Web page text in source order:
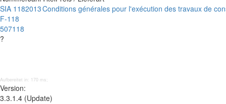
SIA 118
F-118
507118
?
2013Conditions générales pour l'exécution des travaux de
Aufbereitet in: 170 ms;
Version:
3.3.1.4 (Update)